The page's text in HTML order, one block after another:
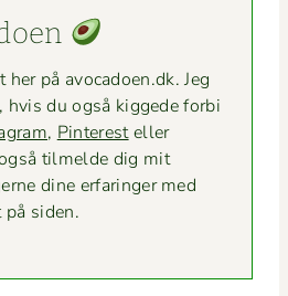
her på avocadoen.dk. Jeg
du også kiggede for­bi
, Pin­ter­esteller
tilmelde dig mit
dine erfaringer med
siden.